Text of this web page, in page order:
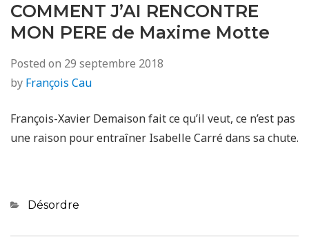
COMMENT J’AI RENCONTRE
MON PERE de Maxime Motte
Posted on 29 septembre 2018
by François Cau
François-Xavier Demaison fait ce qu’il veut, ce n’est pas
une raison pour entraîner Isabelle Carré dans sa chute.
Categories
Désordre